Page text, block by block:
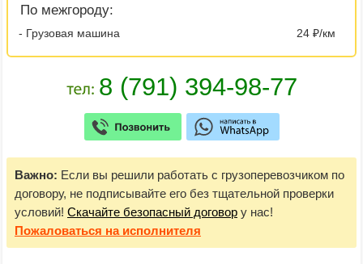
По межгороду:
- Грузовая машина 24 ₽/км
Важно: Если вы решили работать с грузоперевозчиком по
договору, не подписывайте его без тщательной проверки
условий! Скачайте безопасный договор у нас!
Пожаловаться на исполнителя